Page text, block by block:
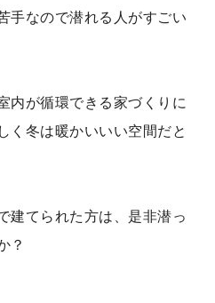
手なので潜れる人がすごい
内が循環できる家づくりに
く冬は暖かいいい空間だと
建てられた方は、是非潜っ
？